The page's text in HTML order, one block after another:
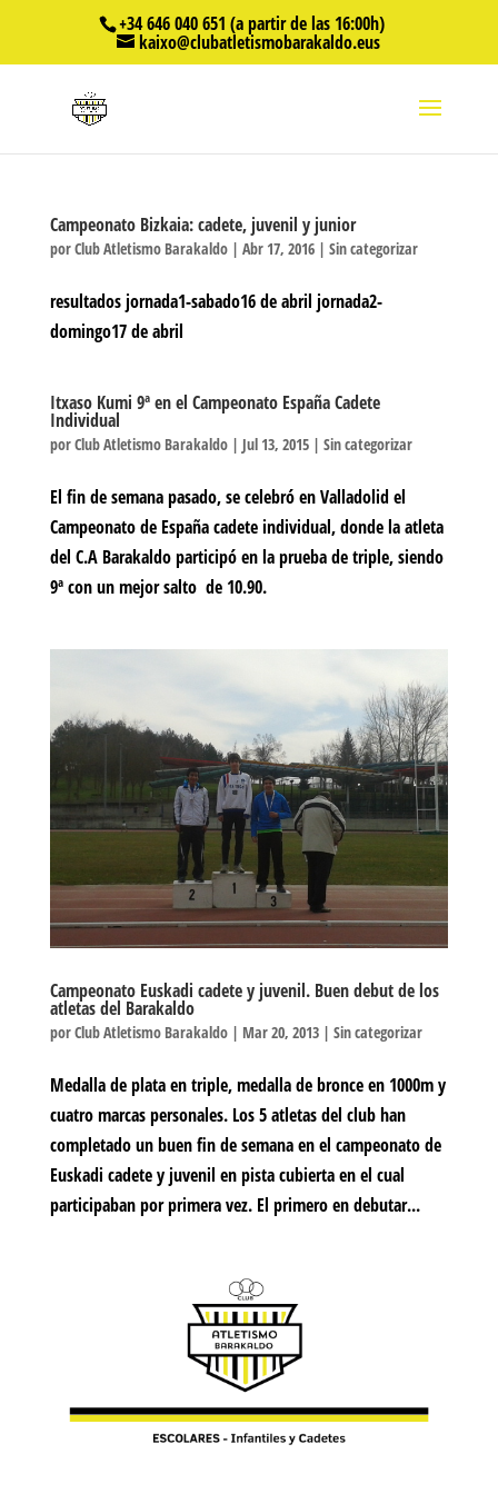
+34 646 040 651 (a partir de las 16:00h)
kaixo@clubatletismobarakaldo.eus
Campeonato Bizkaia: cadete, juvenil y junior
porClub Atletismo Barakaldo| Abr 17, 2016| Sin categorizar
resultados jornada1-sabado16 de abril jornada2-
domingo17 de abril
Itxaso Kumi 9ª en el Campeonato España Cadete
Individual
porClub Atletismo Barakaldo| Jul 13, 2015| Sin categorizar
El fin de semana pasado, se celebró en Valladolid el
Campeonato de España cadete individual, donde la atleta
del C.A Barakaldo participó en la prueba de triple, siendo
9ª con un mejor salto de 10.90.
Campeonato Euskadi cadete y juvenil. Buen debut de los
atletas del Barakaldo
porClub Atletismo Barakaldo| Mar 20, 2013| Sin categorizar
Medalla de plata en triple, medalla de bronce en 1000m y
cuatro marcas personales. Los 5 atletas del club han
completado un buen fin de semana en el campeonato de
Euskadi cadete y juvenil en pista cubierta en el cual
participaban por primera vez. El primero en debutar...